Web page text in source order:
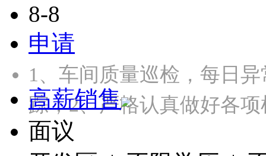
8-8
申请
1、车间质量巡检，每日
踪；2、严格认真做好各
高薪销售
面议